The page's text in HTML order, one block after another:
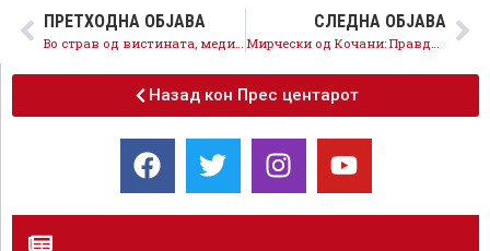
ПРЕТХОДНА ОБЈАВА СЛЕДНА ОБЈАВА
Назад кон Прес центарот